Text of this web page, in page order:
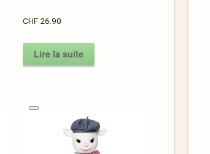
CHF 26.90
Lire la suite